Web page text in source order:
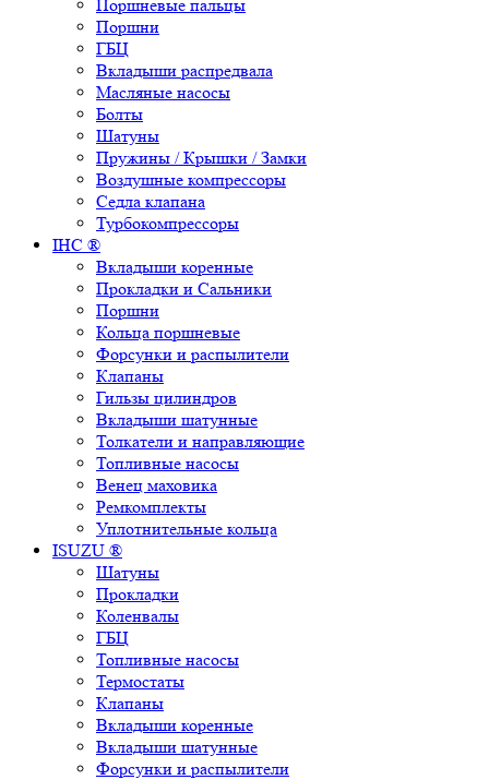
Поршневые пальцы
Поршни
ГБЦ
Вкладыши распредвала
Масляные насосы
Болты
Шатуны
Пружины / Крышки / Замки
Воздушные компрессоры
Седла клапана
Турбокомпрессоры
IHC ®
Вкладыши коренные
Прокладки и Сальники
Поршни
Кольца поршневые
Форсунки и распылители
Клапаны
Гильзы цилиндров
Вкладыши шатунные
Толкатели и направляющие
Топливные насосы
Венец маховика
Ремкомплекты
Уплотнительные кольца
ISUZU ®
Шатуны
Прокладки
Коленвалы
ГБЦ
Топливные насосы
Термостаты
Клапаны
Вкладыши коренные
Вкладыши шатунные
Форсунки и распылители